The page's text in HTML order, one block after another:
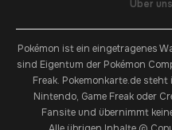
Über uns
Pokémon ist ein eingetragenes
sind Eigentum der Pokémon
Freak. Pokemonkarte.de
Nintendo, Game Freak oder
Fansite und übernimmt